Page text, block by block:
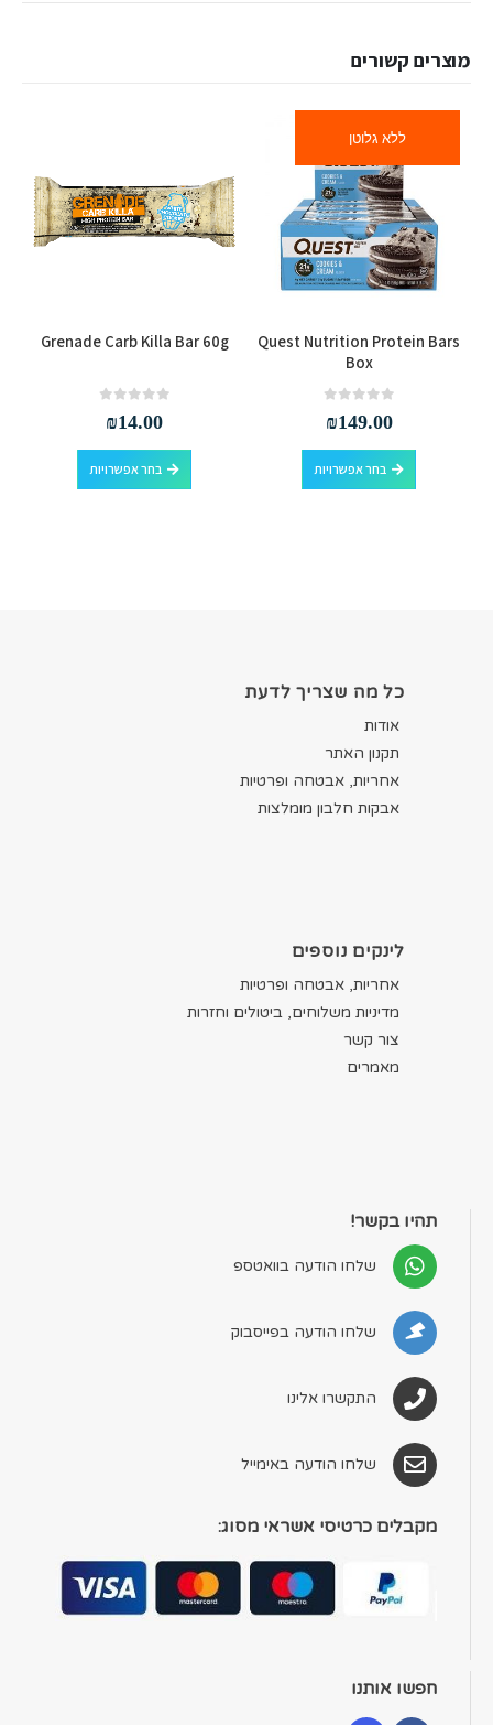
מוצרים קשורים
ללא גלוטן
Quest Nutrition Protein Bars
Box
₪149.00
בחר אפשרויות
למוצר זה יש מספר סוגים. ניתן לבחור את האפשרויות בעמוד המוצר
Grenade Carb Killa Bar 60g
₪14.00
בחר אפשרויות
למוצר זה יש מספר סוגים. ניתן לבחור את האפשרויות בעמוד המוצר
כל מה שצריך לדעת
אודות
תקנון האתר
אחריות, אבטחה ופרטיות
אבקות חלבון מומלצות
לינקים נוספים
אחריות, אבטחה ופרטיות
מדיניות משלוחים, ביטולים וחזרות
צור קשר
מאמרים
תהיו בקשר!
שלחו הודעה בוואטספ
שלחו הודעה בפייסבוק
התקשרו אלינו
שלחו הודעה באימייל
מקבלים כרטיסי אשראי מסוג:
חפשו אותנו